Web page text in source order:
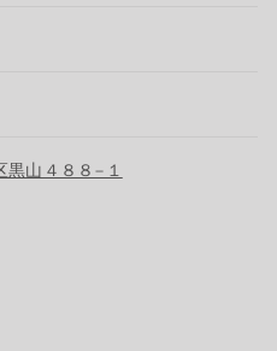
黒山４８８−１